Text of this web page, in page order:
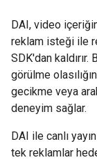
DAI, video
reklam isteği ile
SDK'dan kaldırır.
görülme
gecikme veya
deneyim sağlar.
DAI ile canlı
tek reklamlar